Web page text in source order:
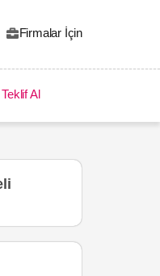
Firmalar İçin
Teklif Al